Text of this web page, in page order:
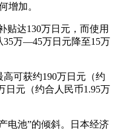
增加。
贴达130万日元，而使用
35万—45万日元降至15万
可获约190万日元（约
日元（约合人民币1.95万
电池”的倾斜。日本经济